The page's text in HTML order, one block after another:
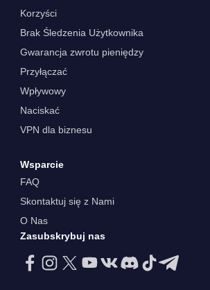
Korzyści
Brak Śledzenia Użytkownika
Gwarancja zwrotu pieniędzy
Przyłączać
Wpływowy
Naciskać
VPN dla biznesu
Wsparcie
FAQ
Skontaktuj się z Nami
O Nas
Zasubskrybuj nas